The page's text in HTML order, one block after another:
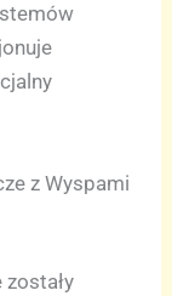
z Wyspami